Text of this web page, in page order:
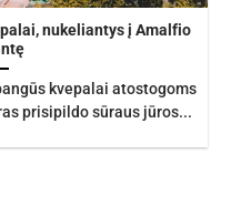
nukeliantys į Amalfio
kvepalai atostogoms
prisipildo sūraus jūros...